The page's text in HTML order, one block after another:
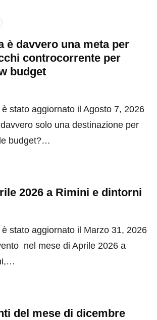
è davvero una meta per
controcorrente per
budget
stato aggiornato il Agosto 7, 2026
solo una destinazione per
budget?…
2026 a Rimini e dintorni
stato aggiornato il Marzo 31, 2026
nel mese di Aprile 2026 a
del mese di dicembre